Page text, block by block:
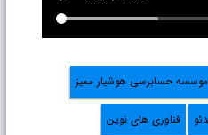
حسابرسی هوشیار ممیز
فناوری های نوین